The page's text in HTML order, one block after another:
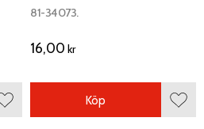
Lägg till i favoriter
80-88189.
81-34073.
16,00 kr
Köp